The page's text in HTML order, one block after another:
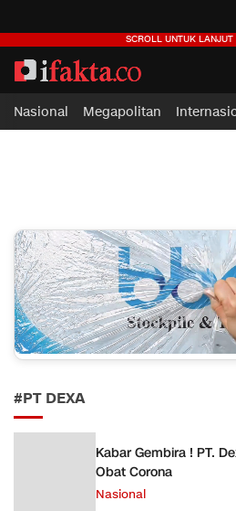
ifakta.co
#pastibenar
Nasional Megapolitan
#PT DEXA
Kabar Gembira ! PT.
Obat Corona
Nasional